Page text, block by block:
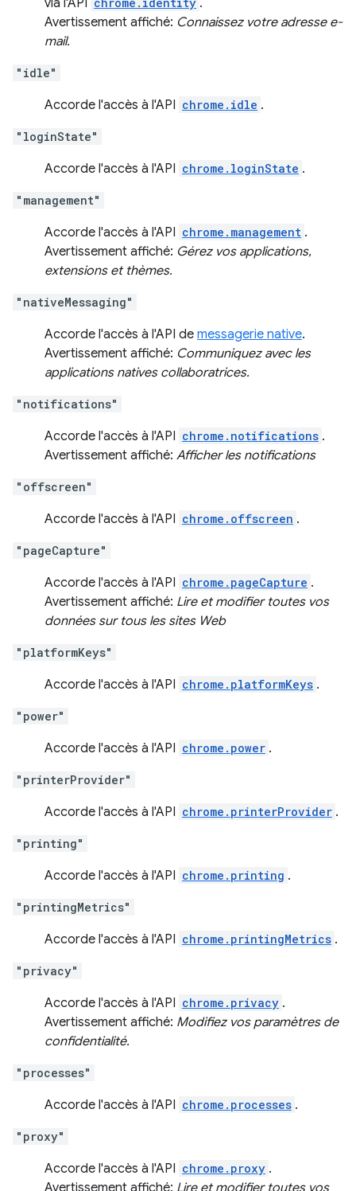
via l'API
.
Avertissement affiché: Connaissez votre adresse e-
mail.
"idle"
Accorde l'accès à l'API chrome.idle .
"loginState"
Accorde l'accès à l'API chrome.loginState .
"management"
Accorde l'accès à l'API chrome.management .
Avertissement affiché: Gérez vos applications,
extensions et thèmes.
"nativeMessaging"
Accorde l'accès à l'API de messagerie native.
Avertissement affiché: Communiquez avec les
applications natives collaboratrices.
"notifications"
Accorde l'accès à l'API chrome.notifications .
Avertissement affiché: Afficher les notifications
"offscreen"
Accorde l'accès à l'API chrome.offscreen .
"pageCapture"
Accorde l'accès à l'API chrome.pageCapture .
Avertissement affiché: Lire et modifier toutes vos
données sur tous les sites Web
"platformKeys"
Accorde l'accès à l'API chrome.platformKeys .
"power"
Accorde l'accès à l'API chrome.power .
"printerProvider"
Accorde l'accès à l'API chrome.printerProvider .
"printing"
Accorde l'accès à l'API chrome.printing .
"printingMetrics"
Accorde l'accès à l'API chrome.printingMetrics .
"privacy"
Accorde l'accès à l'API chrome.privacy .
Avertissement affiché: Modifiez vos paramètres de
confidentialité.
"processes"
Accorde l'accès à l'API chrome.processes .
"proxy"
Accorde l'accès à l'API chrome.proxy .
Avertissement affiché: Lire et modifier toutes vos